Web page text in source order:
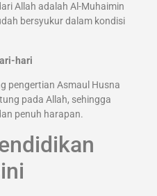
Allah adalah Al-Muhaimin
bersyukur dalam kondisi
hari
pengertian Asmaul Husna
pada Allah, sehingga
penuh harapan.